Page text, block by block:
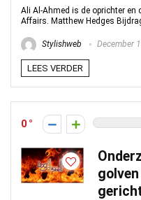
Ali Al-Ahmed is de oprichter
Affairs. Matthew Hedges
Stylishweb December
LEES VERDER
0